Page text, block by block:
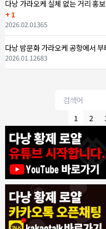
8/4/2026
1 모기한테물림:여기도 문의
1 모기한테물림:정찰가보다
다낭 가라오케 실체 없는 거리 홍
+ 1
2026.02.01365
다낭 밤문화 가라오케 공항에서
2026.01.12683
1 2